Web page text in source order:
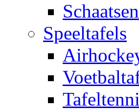
Schaatsen
Speeltafels